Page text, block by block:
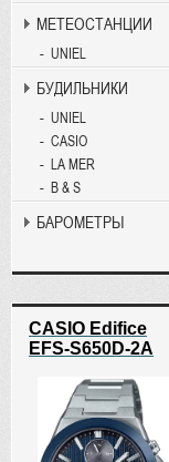
МЕТЕОСТАНЦИИ
UNIEL
БУДИЛЬНИКИ
UNIEL
CASIO
LA MER
B & S
БАРОМЕТРЫ
CASIO Edifice
EFS-S650D-2A